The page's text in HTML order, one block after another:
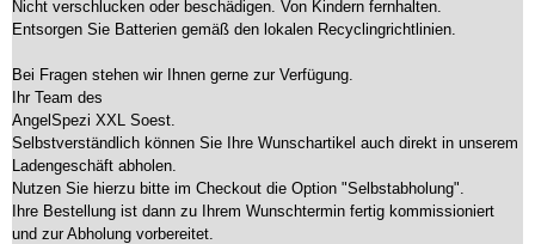
Nicht verschlucken oder beschädigen. Von Kindern fernhalten.
Entsorgen Sie Batterien gemäß den lokalen Recyclingrichtlinien.
Bei Fragen stehen wir Ihnen gerne zur Verfügung.
Ihr Team des
AngelSpezi XXL Soest.
Selbstverständlich können Sie Ihre Wunschartikel auch direkt in unserem
Ladengeschäft abholen.
Nutzen Sie hierzu bitte im Checkout die Option "Selbstabholung".
Ihre Bestellung ist dann zu Ihrem Wunschtermin fertig kommissioniert
und zur Abholung vorbereitet.